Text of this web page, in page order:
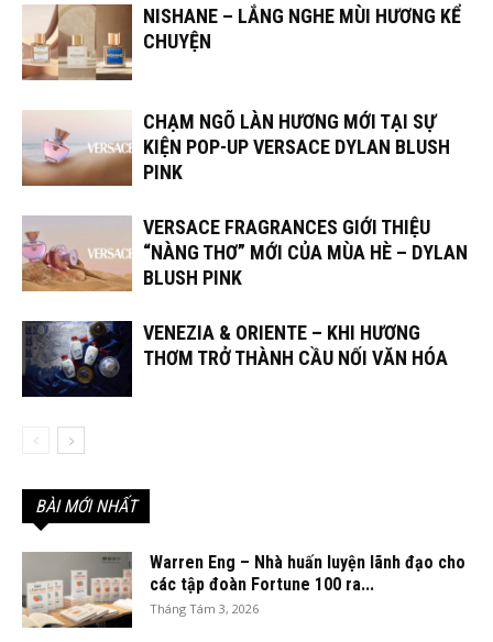
NISHANE – LẮNG NGHE MÙI HƯƠNG KỂ
CHUYỆN
CHẠM NGÕ LÀN HƯƠNG MỚI TẠI SỰ
KIỆN POP-UP VERSACE DYLAN BLUSH
PINK
VERSACE FRAGRANCES GIỚI THIỆU
“NÀNG THƠ” MỚI CỦA MÙA HÈ – DYLAN
BLUSH PINK
VENEZIA & ORIENTE – KHI HƯƠNG
THƠM TRỞ THÀNH CẦU NỐI VĂN HÓA
BÀI MỚI NHẤT
Warren Eng – Nhà huấn luyện lãnh đạo cho
các tập đoàn Fortune 100 ra...
Tháng Tám 3, 2026